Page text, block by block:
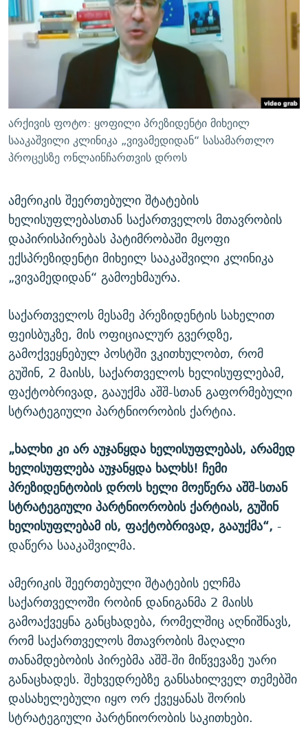
ᲛᲝᲚᲐᲞᲐᲠᲐᲙᲔ ᲢᲔᲥᲡᲢᲔᲑᲘ
ᲨᲘᲜ - ᲣᲪᲮᲝᲔᲗᲨᲘ
ᲚᲘᲢᲔᲠᲐᲢᲣᲠᲣᲚᲘ ᲬᲐᲮᲜᲐᲒᲔᲑᲘ
ᲐᲛᲔᲠᲘᲙᲣᲚᲘ ᲛᲝᲗᲮᲠᲝᲑᲐ
ᲘᲛᲞᲔᲠᲘᲐ ᲓᲐ ᲠᲐᲓᲘᲝ
ᲩᲔᲛᲘ ᲡᲘᲙᲕᲓᲘᲚᲘᲡ ᲛᲘᲖᲔᲖᲘᲐ COVID-19
11 ᲬᲔᲚᲘ - 11 ᲐᲛᲑᲐᲕᲘ
ᲡᲐᲞᲐᲠᲚᲐᲛᲔᲜᲢᲝ ᲐᲠᲩᲔᲕᲜᲔᲑᲘᲡ ᲘᲡᲢᲝᲠᲘᲐ
ᲑᲐᲕᲨᲕᲔᲑᲘ ᲞᲠᲝᲡᲢᲘᲢᲣᲪᲘᲐᲨᲘ - ᲐᲛᲝᲣᲗᲥᲛᲔᲚᲘ ᲐᲛᲑᲐᲕᲘ
5 ᲐᲛᲑᲐᲕᲘ - 20 ᲘᲕᲜᲘᲡᲡ ᲓᲐᲨᲐᲕᲔᲑᲣᲚᲔᲑᲘ
ᲐᲒᲕᲘᲡᲢᲝᲡ ᲝᲛᲘ
ПРИВЕТ ᲙᲣᲚᲢᲣᲠᲐ
ᲒᲐᲛᲝᲘᲬᲔᲠᲔ
რთე/რთ-ის ყველა საიტი
არქივის ფოტო: ყოფილი პრეზიდენტი მიხეილ
სააკაშვილი კლინიკა „ვივამედიდან“ სასამართლო
პროცესზე ონლაინჩართვის დროს
ამერიკის შეერთებული შტატების
ხელისუფლებასთან საქართველოს მთავრობის
დაპირისპირებას პატიმრობაში მყოფი
ექსპრეზიდენტი მიხეილ სააკაშვილი კლინიკა
„ვივამედიდან“ გამოეხმაურა.
საქართველოს მესამე პრეზიდენტის სახელით
ფეისბუკზე, მის ოფიციალურ გვერდზე,
გამოქვეყნებულ პოსტში ვკითხულობთ, რომ
გუშინ, 2 მაისს, საქართველოს ხელისუფლებამ,
ფაქტობრივად, გააუქმა აშშ-სთან გაფორმებული
სტრატეგიული პარტნიორობის ქარტია.
„ხალხი კი არ აუჯანყდა ხელისუფლებას, არამედ
ხელისუფლება აუჯანყდა ხალხს! ჩემი
პრეზიდენტობის დროს ხელი მოეწერა აშშ-სთან
სტრატეგიული პარტნიორობის ქარტიას, გუშინ
ხელისუფლებამ ის, ფაქტობრივად, გააუქმა“, -
დაწერა სააკაშვილმა.
ამერიკის შეერთებული შტატების ელჩმა
საქართველოში რობინ დანიგანმა 2 მაისს
გამოაქვეყნა განცხადება, რომელშიც აღნიშნავს,
რომ საქართველოს მთავრობის მაღალი
თანამდებობის პირებმა აშშ-ში მიწვევაზე უარი
განაცხადეს. შეხვედრებზე განსახილველ თემებში
დასახელებული იყო ორ ქვეყანას შორის
სტრატეგიული პარტნიორობის საკითხები.